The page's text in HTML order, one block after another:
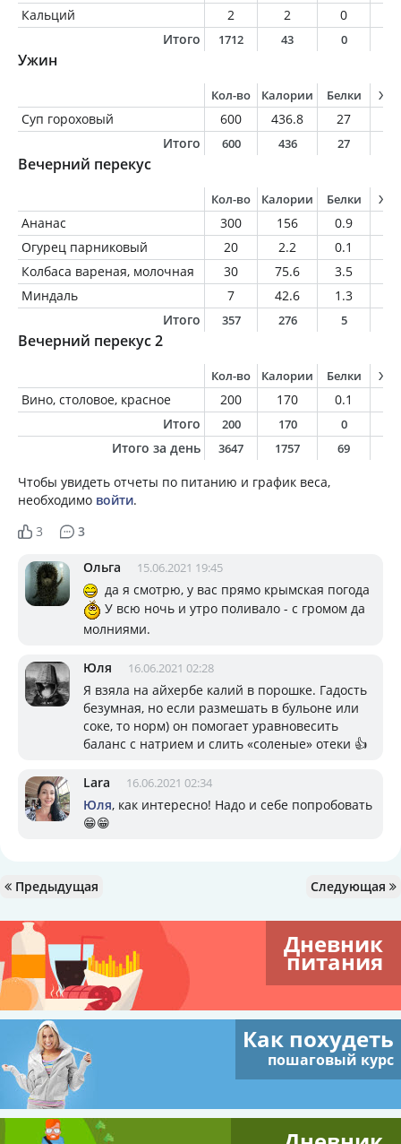
Кальций
2 2 0
Итого
1712 43 0
Ужин
Кол-во Калории Белки
Суп гороховый 600 436.8 27
Итого
600 436 27
Вечерний перекус
Кол-во Калории Белки
Ананас 300 156 0.9
Огурец парниковый
20 2.2 0.1
Колбаса вареная, молочная
30 75.6 3.5
Миндаль
7 42.6 1.3
Итого
357 276 5
Вечерний перекус 2
Кол-во Калории Белки
Вино, столовое, красное 200 170 0.1
Итого
200 170 0
Итого за день 3647 1757 69
Чтобы увидеть отчеты по питанию и график веса,
необходимо войти.
3
3
Ольга 15.06.2021 19:45
да я смотрю, у вас прямо крымская погода
У всю ночь и утро поливало - с громом да
молниями.
Юля 16.06.2021 02:28
Я взяла на айхербе калий в порошке. Гадость
безумная, но если размешать в бульоне или
соке, то норм) он помогает уравновесить
баланс с натрием и слить «соленые» отеки 👍
Lara 16.06.2021 02:34
Юля, как интересно! Надо и себе попробовать
😁😁
Предыдущая Следующая
Дневник
питания
Как похудеть
пошаговый курс